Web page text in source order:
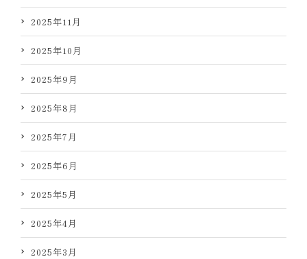
2025年11月
2025年10月
2025年9月
2025年8月
2025年7月
2025年6月
2025年5月
2025年4月
2025年3月